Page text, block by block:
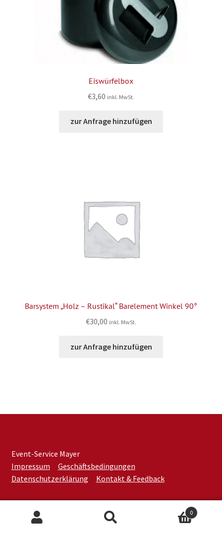
Eiswürfelbox
€3,60 inkl. MwSt.
zur Anfrage hinzufügen
Barsystem „Holz – Rustikal“ Barelement Winkel 90°
€30,00 inkl. MwSt.
zur Anfrage hinzufügen
Event-Service Mayer
Impressum
Geschäftsbedingungen
Datenschutzerklärung
Kontakt & Feedback
0